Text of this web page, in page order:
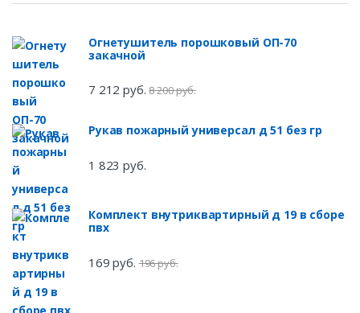
Огнетушитель порошковый ОП-70
закачной
7 212 руб. 8 200 руб.
Рукав пожарный универсал д 51 без гр
1 823 руб.
Комплект внутриквартирный д 19 в сборе
пвх
169 руб. 196 руб.